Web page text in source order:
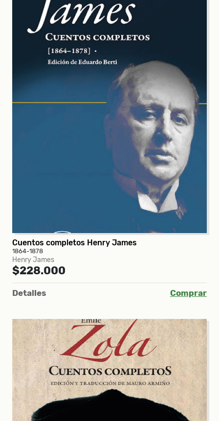
Cuentos completos Henry James
1864-1878
Henry James
$228.000
Detalles Comprar